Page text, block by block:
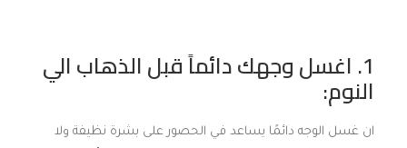
1. اغسل وجهك دائماً قبل الذهاب الي
النوم:
ان غسل الوجه دائمًا يساعد في الحصور على بشرة نظيفة ولا